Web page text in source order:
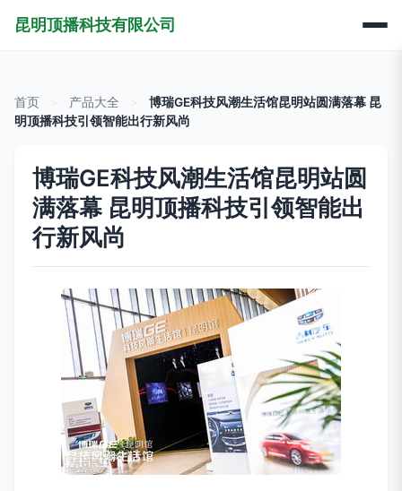
昆明顶播科技有限公司
首页 产品大全
博瑞GE科技风潮生活馆昆明站圆满落幕 昆
明顶播科技引领智能出行新风尚
博瑞GE科技风潮生活馆昆明站圆
满落幕 昆明顶播科技引领智能出
行新风尚